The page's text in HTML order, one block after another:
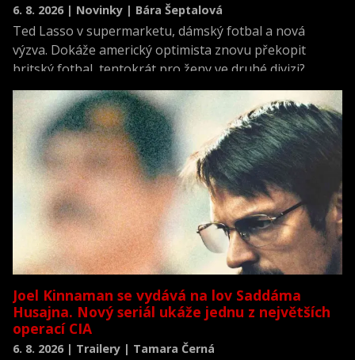
6. 8. 2026 | Novinky | Bára Šeptalová
Ted Lasso v supermarketu, dámský fotbal a nová
výzva. Dokáže americký optimista znovu překopit
britský fotbal, tentokrát pro ženy ve druhé divizi?
Joel Kinnaman se vydává na lov Saddáma
Husajna. Nový seriál ukáže jednu z největších
operací CIA
6. 8. 2026 | Trailery | Tamara Černá